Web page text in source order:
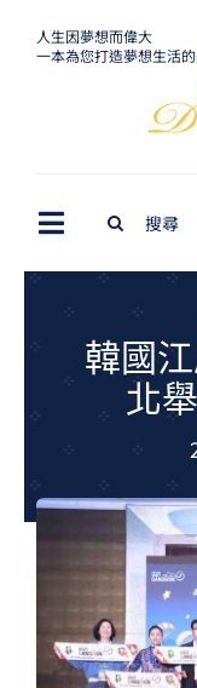
人生因夢想而偉大
一本為您打造夢想生活
Toggle
Navigation
韓國
北